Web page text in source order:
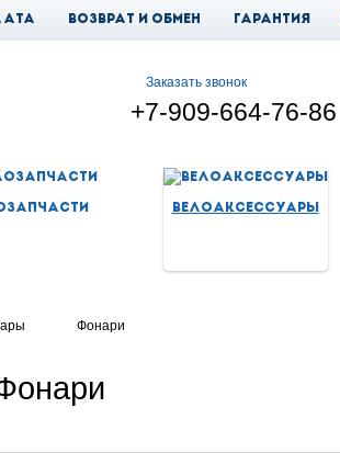
Возврат и обмен Гарантия
Заказать звонок
+7-909-664-76-86
Велоаксессуары
Фонари